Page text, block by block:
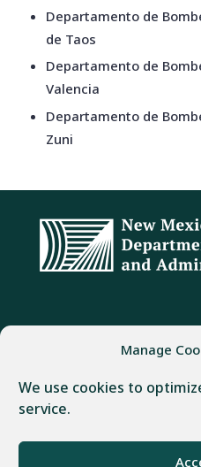
Manage
We use cookies to
service.
Departamento de
de Taos
Departamento de
Valencia
Departamento de
Zuni
Santa Fe, NM 87501
Real Time